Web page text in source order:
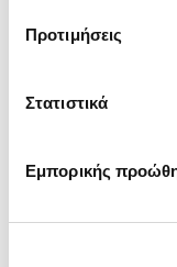
Προτιμήσεις
Στατιστικά
Εμπορικής